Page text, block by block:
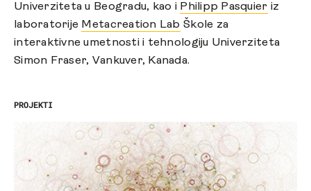
Univerziteta u Beogradu, kao i Philipp Pasquier iz
laboratorije Metacreation Lab Škole za
interaktivne umetnosti i tehnologiju Univerziteta
Simon Fraser, Vankuver, Kanada.
PROJEKTI